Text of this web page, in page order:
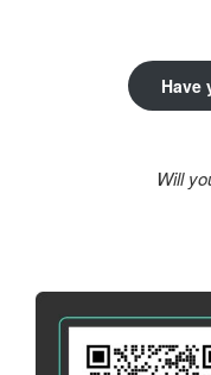
Have
Will